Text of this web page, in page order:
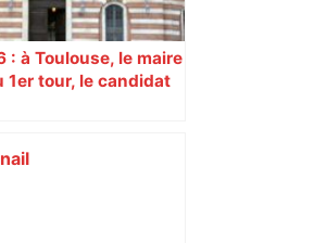
à Toulouse, le maire
1er tour, le candidat